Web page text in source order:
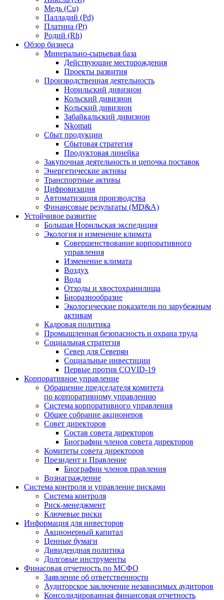
Медь (Cu)
Палладий (Pd)
Платина (Pt)
Родий (Rh)
Обзор бизнеса
Минерально-сырьевая база
Действующие месторождения
Проекты развития
Производственная деятельность
Норильский дивизион
Кольский дивизион
Кольский дивизион
Забайкальский дивизион
Nkomati
Сбыт продукции
Сбытовая стратегия
Продуктовая линейка
Закупочная деятельность и цепочка поставок
Энергетические активы
Транспортные активы
Цифровизация
Автоматизация производства
Финансовые результаты (MD&A)
Устойчивое развитие
Большая Норильская экспедиция
Экология и изменение климата
Совершенствование корпоративного
управления
Изменение климата
Воздух
Вода
Отходы и хвостохранилища
Биоразнообразие
Экологические показатели по зарубежным
активам
Кадровая политика
Промышленная безопасность и охрана труда
Социальная стратегия
Север для Северян
Социальные инвестиции
Первые против COVID‑19
Корпоративное управление
Обращение председателя комитета
по корпоративному управлению
Система корпоративного управления
Общее собрание акционеров
Совет директоров
Состав совета директоров
Биографии членов совета директоров
Комитеты совета директоров
Президент и Правление
Биографии членов правления
Вознаграждение
Система контроля и управление рисками
Система контроля
Риск-менеджмент
Ключевые риски
Информация для инвесторов
Акционерный капитал
Ценные бумаги
Дивидендная политика
Долговые инструменты
Финасовая отчетность по МСФО
Заявление об ответственности
Аудиторское заключение независимых аудиторов
Консолидированная финансовая отчетность